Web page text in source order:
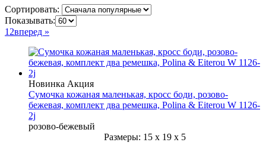
Сортировать:
Показывать:
1 2вперед »
Новинка Акция
Сумочка кожаная маленькая, кросс боди, розово-
бежевая, комплект два ремешка, Polina & Eiterou W 1126-
2j
розово-бежевый
Размеры: 15 x 19 x 5